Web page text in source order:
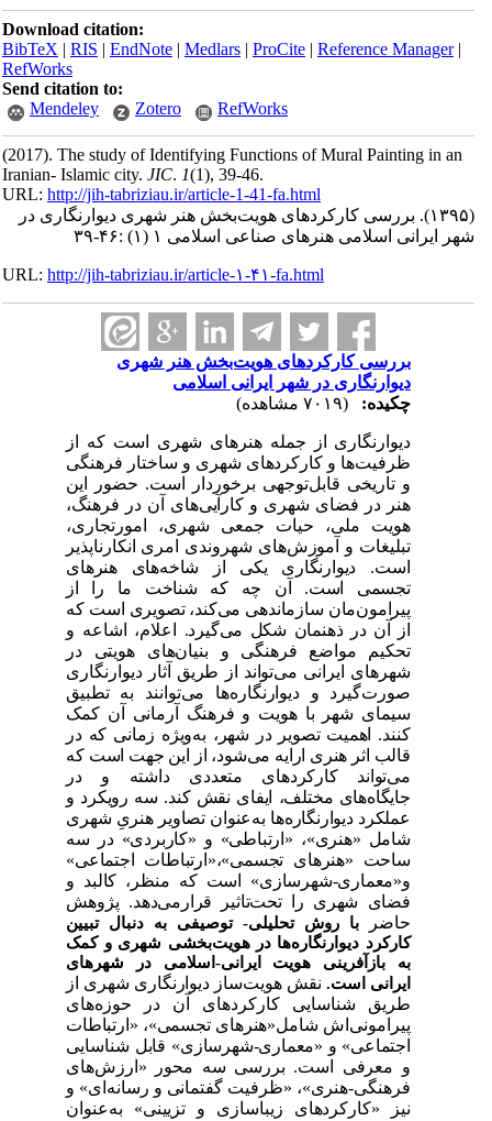
Download citation:
BibTeX|RIS| EndNote| Medlars| ProCite|Reference
RefWorks
Send citation to:
Mendeley
Zotero RefWorks
(2017).The study of Identifying Functions of Mural Painting
Iranian- Islamic city.JIC.1(1)
URL:http://jih-tabriziau.ir/article-1-41-fa.html
بررسی کارکردهای هویت‌بخش هنر شهری دیوارنگاری در
اسلامی هنرهای صناعی اسلامی ۱ (۱) :۴۶-۳۹
URL:http://jih-tabriziau.ir/article-۱-۴۱-fa.html
بررسی کارکردهای هویت‌بخش هنر شهری
دیوارنگاری در شهر ایرانی اسلامی
(۷۰۱۹ مشاهده)
دیوارنگاری از جمله هنرهای شهری است که از
ظرفیت‌ها و کارکردهای شهری و ساختار فرهنگی
و تاریخی قابل‌توجهی برخوردار است. حضور این
هنر در فضای شهری و کارآیی‌های آن در فرهنگ،
هویت ملی، حیات جمعی شهری، امورتجاری،
تبلیغات و آموزش‌های شهروندی امری انکارناپذیر
دیوارنگاری یکی از شاخه‌های هنرهای
تجسمی است. آن چه که شناخت ما را از
پیرامون‌مان سازماندهی می‌کند، تصویری است که
از آن در ذهنمان شکل می‌گیرد. اعلام، اشاعه و
تحکیم مواضع فرهنگی و بنیان‌های هویتی در
شهرهای ایرانی می‌تواند از طریق آثار دیوارنگاری
صورت‌گیرد و دیوارنگاره‌ها می‌توانند به تطبیق
سیمای شهر با هویت و فرهنگ آرمانی آن کمک
اهمیت تصویر در شهر، به‌ویژه زمانی که در
قالب اثر هنری ارایه می‌شود، از این جهت است که
می‌تواند کارکردهای متعددی داشته و در
جایگاه‌های مختلف، ایفای نقش کند. سه رویکرد و
عملکرد دیوارنگاره‌ها به‌عنوان تصاویر هنریِ شهری
شامل «هنری»، «ارتباطی» و «کاربردی» در سه
ساحت «هنرهای تجسمی»،«ارتباطات اجتماعی»
و«معماری-شهرسازی» است که منظر، کالبد و
فضای شهری را تحت‌تاثیر قرارمی‌دهد. پژوهش
با روش تحلیلی- توصیفی به دنبال تبیین
کارکرد دیوارنگاره‌ها در هویت‌بخشی شهری و کمک
به بازآفرینی هویت ایرانی-اسلامی در شهرهای
ایرانی است. نقش هویت‌ساز دیوارنگاری شهری از
طریق شناسایی کارکردهای آن در حوزه‌های
پیرامونی‌اش شامل«هنرهای تجسمی»، «ارتباطات
اجتماعی» و «معماری-شهرسازی»قابل شناسایی
و معرفی است. بررسی سه محور «ارزش‌های
فرهنگی-هنری»، «ظرفیت گفتمانی و رسانه‌ای» و
نیز «کارکردهای زیباسازی و تزیینی» به‌عنوان